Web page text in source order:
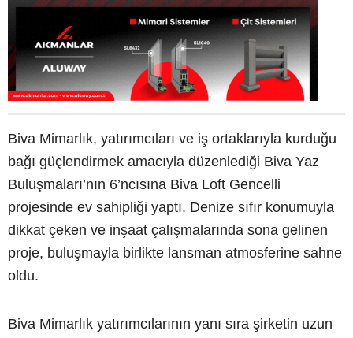
Biva Mimarlık, yatırımcıları ve iş ortaklarıyla kurduğu
bağı güçlendirmek amacıyla düzenlediği Biva Yaz
Buluşmaları’nın 6’ncısına Biva Loft Gencelli
projesinde ev sahipliği yaptı. Denize sıfır konumuyla
dikkat çeken ve inşaat çalışmalarında sona gelinen
proje, buluşmayla birlikte lansman atmosferine sahne
oldu.
Biva Mimarlık yatırımcılarının yanı sıra şirketin uzun